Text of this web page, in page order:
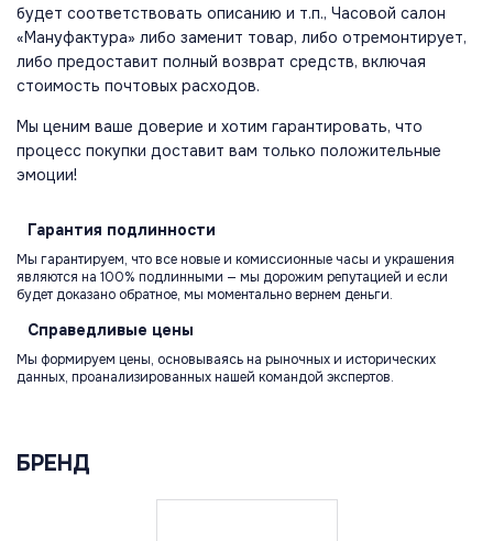
будет соответствовать описанию и т.п., Часовой салон
«Мануфактура» либо заменит товар, либо отремонтирует,
либо предоставит полный возврат средств, включая
стоимость почтовых расходов.
Мы ценим ваше доверие и хотим гарантировать, что
процесс покупки доставит вам только положительные
эмоции!
Гарантия подлинности
Мы гарантируем, что все новые и комиссионные часы и украшения
являются на 100% подлинными — мы дорожим репутацией и если
будет доказано обратное, мы моментально вернем деньги.
Справедливые цены
Мы формируем цены, основываясь на рыночных и исторических
данных, проанализированных нашей командой экспертов.
БРЕНД